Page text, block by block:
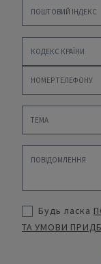
Будь ласка
ТА УМОВИ